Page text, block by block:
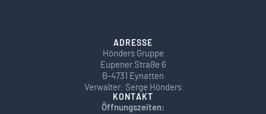
ADRESSE
Hönders Gruppe
Eupener Straße 6
B-4731 Eynatten
Verwalter: Serge Hönders
KONTAKT
Öffnungszeiten: